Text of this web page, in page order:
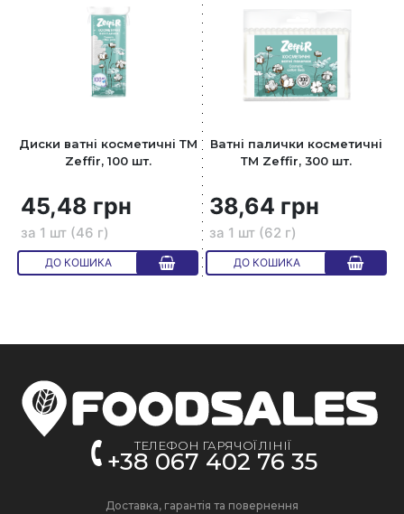
Диски ватні косметичні ТМ
Zeffir, 100 шт.
45,48 грн
за 1 шт (46 г)
ДО КОШИКА
Ватні палички косметичні
ТМ Zeffir, 300 шт.
38,64 грн
за 1 шт (62 г)
ДО КОШИКА
ТЕЛЕФОН ГАРЯЧОЇ ЛІНІЇ
+38 067 402 76 35
Доставка, гарантія та повернення